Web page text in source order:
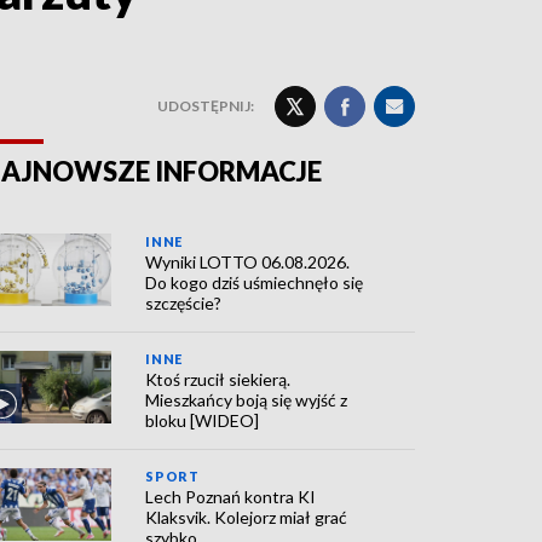
UDOSTĘPNIJ:
INFORMACJE
INNE
Wyniki LOTTO 06.08.2026.
Do kogo dziś uśmiechnęło się
szczęście?
INNE
Ktoś rzucił siekierą.
Mieszkańcy boją się wyjść z
bloku [WIDEO]
SPORT
Lech Poznań kontra KI
Klaksvik. Kolejorz miał grać
szybko